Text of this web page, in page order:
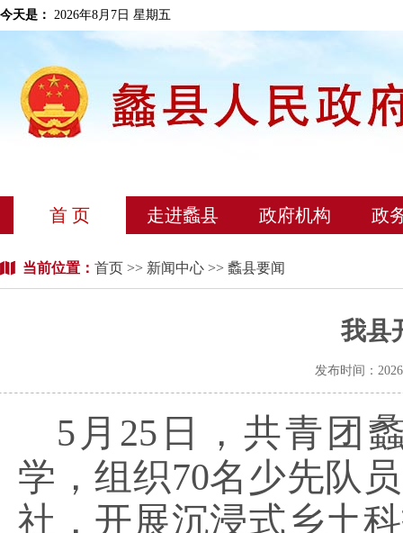
今天是： 2026年8月7日 星期五
首 页 走进蠡县 政府机构 政
当前位置： 首页 >> 新闻中心 >> 蠡县要闻
我县
发布时间：
5月25日，共青团
学，组织70名少先队
社，开展沉浸式乡土